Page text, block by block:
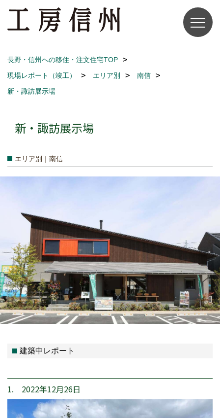
長野・信州への移住・注文住宅TOP
現場レポート（竣工）
エリア別
南信
新・諏訪展示場
新・諏訪展示場
エリア別｜南信
建築中レポート
1. 2022年12月26日